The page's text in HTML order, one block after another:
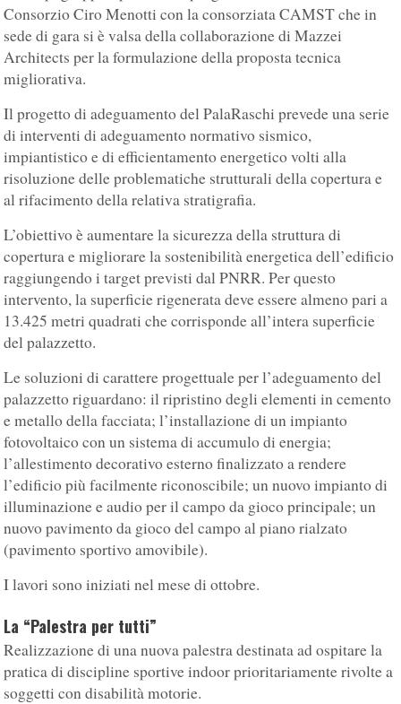
Consorzio Ciro Menotti con la consorziata CAMST che in
sede di gara si è valsa della collaborazione di Mazzei
Architects per la formulazione della proposta tecnica
migliorativa.
Il progetto di adeguamento del PalaRaschi prevede una serie
di interventi di adeguamento normativo sismico,
impiantistico e di efficientamento energetico volti alla
risoluzione delle problematiche strutturali della copertura e
al rifacimento della relativa stratigrafia.
L’obiettivo è aumentare la sicurezza della struttura di
copertura e migliorare la sostenibilità energetica dell’edificio
raggiungendo i target previsti dal PNRR. Per questo
intervento, la superficie rigenerata deve essere almeno pari a
13.425 metri quadrati che corrisponde all’intera superficie
del palazzetto.
Le soluzioni di carattere progettuale per l’adeguamento del
palazzetto riguardano: il ripristino degli elementi in cemento
e metallo della facciata; l’installazione di un impianto
fotovoltaico con un sistema di accumulo di energia;
l’allestimento decorativo esterno finalizzato a rendere
l’edificio più facilmente riconoscibile; un nuovo impianto di
illuminazione e audio per il campo da gioco principale; un
nuovo pavimento da gioco del campo al piano rialzato
(pavimento sportivo amovibile).
I lavori sono iniziati nel mese di ottobre.
La “Palestra per tutti”
Realizzazione di una nuova palestra destinata ad ospitare la
pratica di discipline sportive indoor prioritariamente rivolte a
soggetti con disabilità motorie.